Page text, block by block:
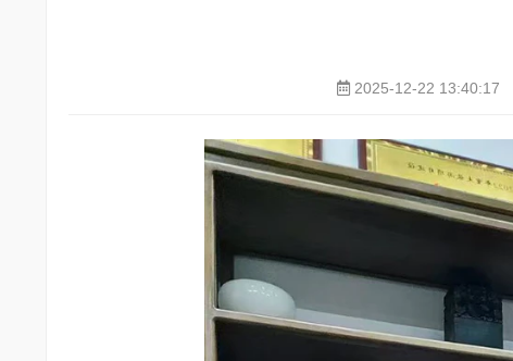
2025-12-22 13:40:17